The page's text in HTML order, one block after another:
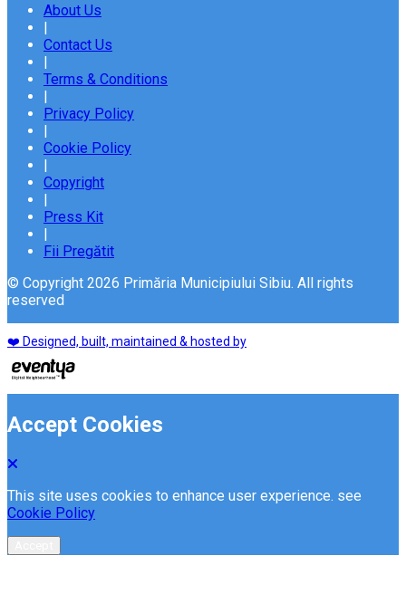
About Us
|
Contact Us
|
Terms & Conditions
|
Privacy Policy
|
Cookie Policy
|
Copyright
|
Press Kit
|
Fii Pregătit
© Copyright 2026 Primăria Municipiului Sibiu. All rights
reserved
❤️ Designed, built, maintained & hosted by
Accept Cookies
This site uses cookies to enhance user experience. see
Cookie Policy